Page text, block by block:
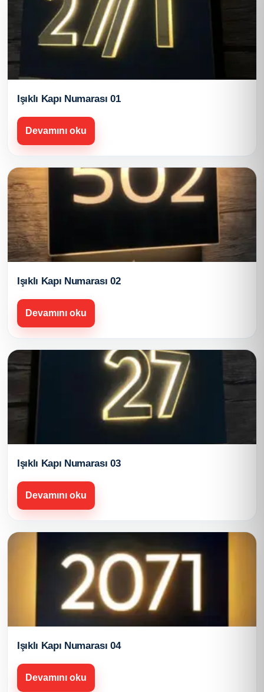
Işıklı Kapı Numarası 01
Devamını oku
Işıklı Kapı Numarası 02
Devamını oku
Işıklı Kapı Numarası 03
Devamını oku
Işıklı Kapı Numarası 04
Devamını oku